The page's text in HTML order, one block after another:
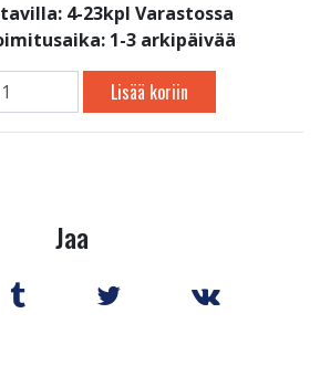
4-23kpl Varastossa
1-3 arkipäivää
Lisää koriin
Jaa